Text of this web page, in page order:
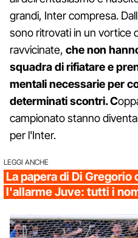
grandi, Inter compresa.
sono ritrovati in un vortice
ravvicinate, che non
squadra di rifiatare e
mentali necessarie per
determinati scontri. C
campionato stanno
per l'Inter.
LEGGI ANCHE
La papera di Di
l'allarme Juve: tutti i